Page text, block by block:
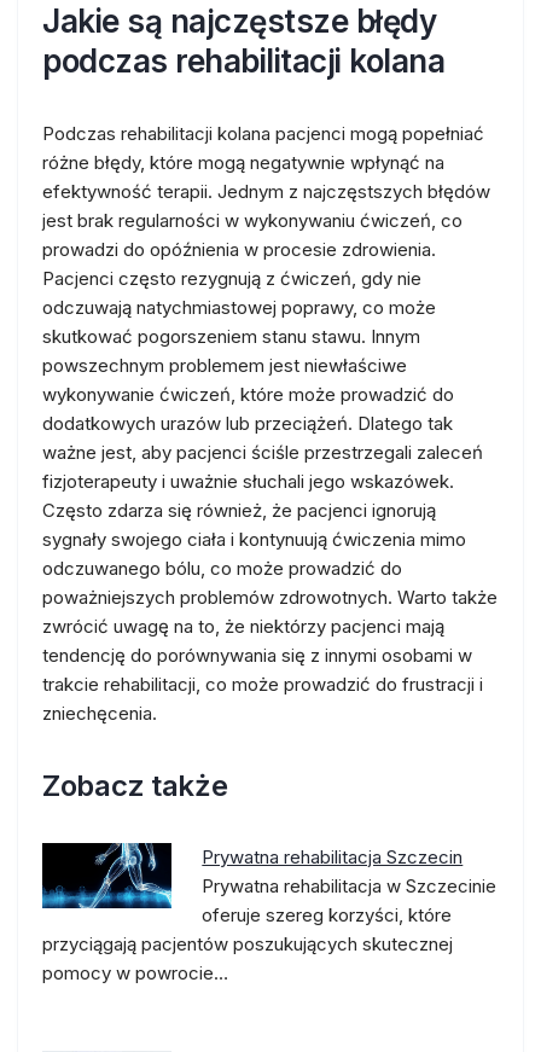
Jakie są najczęstsze błędy
podczas rehabilitacji kolana
Podczas rehabilitacji kolana pacjenci mogą popełniać
różne błędy, które mogą negatywnie wpłynąć na
efektywność terapii. Jednym z najczęstszych błędów
jest brak regularności w wykonywaniu ćwiczeń, co
prowadzi do opóźnienia w procesie zdrowienia.
Pacjenci często rezygnują z ćwiczeń, gdy nie
odczuwają natychmiastowej poprawy, co może
skutkować pogorszeniem stanu stawu. Innym
powszechnym problemem jest niewłaściwe
wykonywanie ćwiczeń, które może prowadzić do
dodatkowych urazów lub przeciążeń. Dlatego tak
ważne jest, aby pacjenci ściśle przestrzegali zaleceń
fizjoterapeuty i uważnie słuchali jego wskazówek.
Często zdarza się również, że pacjenci ignorują
sygnały swojego ciała i kontynuują ćwiczenia mimo
odczuwanego bólu, co może prowadzić do
poważniejszych problemów zdrowotnych. Warto także
zwrócić uwagę na to, że niektórzy pacjenci mają
tendencję do porównywania się z innymi osobami w
trakcie rehabilitacji, co może prowadzić do frustracji i
zniechęcenia.
Zobacz także
Prywatna rehabilitacja Szczecin
Prywatna rehabilitacja w Szczecinie
oferuje szereg korzyści, które
przyciągają pacjentów poszukujących skutecznej
pomocy w powrocie…